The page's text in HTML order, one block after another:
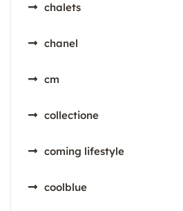
chalets
chanel
cm
collectione
coming lifestyle
coolblue